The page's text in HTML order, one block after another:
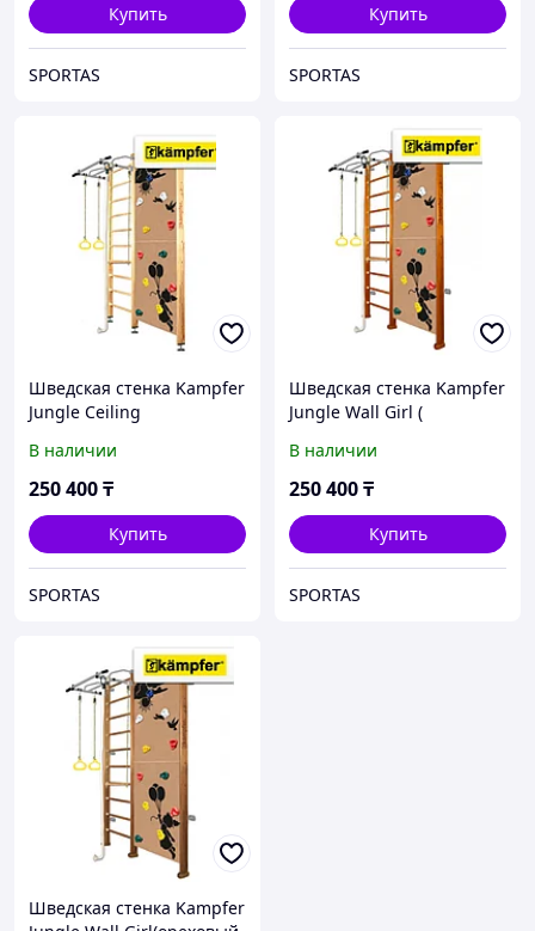
Купить
SPORTAS
Купить
SPORTAS
Шведская стенка Kampfer
Jungle Ceiling
В наличии
250 400₸
Купить
SPORTAS
Шведская стенка Kampfer
Jungle Wall Girl (
В наличии
250 400₸
Купить
SPORTAS
Шведская стенка Kampfer